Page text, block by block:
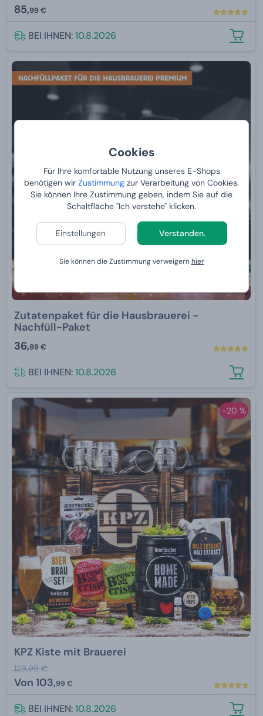
Cookies
Für Ihre komfortable Nutzung unseres E-Shops
benötigen wir Zustimmung zur Verarbeitung von Cookies.
Sie können Ihre Zustimmung geben, indem Sie auf die
Schaltfläche "Ich verstehe" klicken.
Einstellungen Verstanden.
Sie können die Zustimmung verweigernhier
85,99 €
BEI IHNEN:10.8.2026
Zutatenpaket für die Hausbrauerei -
Nachfüll-Paket
36,99 €
BEI IHNEN:10.8.2026
-20 %
KPZ Kiste mit Brauerei
129,99 €
Von 103,99 €
BEI IHNEN:10.8.2026